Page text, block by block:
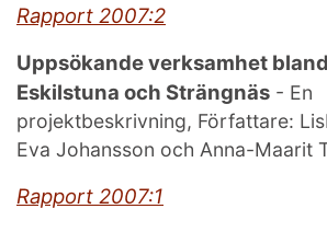
Rapport 2007:2
Uppsökande verksamhet
Eskilstuna och Strängnäs - En
projektbeskrivning, Författare:
Eva Johansson och Anna-Maarit
Rapport 2007:1